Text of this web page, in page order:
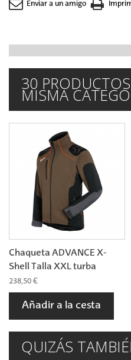
Enviar a un amigo
30
MISMA
Chaqueta ADVANCE X-
Shell Talla XXL turba
238,50 €
Añadir a la cesta
QUIZÁS